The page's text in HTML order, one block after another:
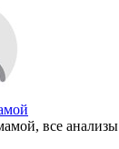
все анализы